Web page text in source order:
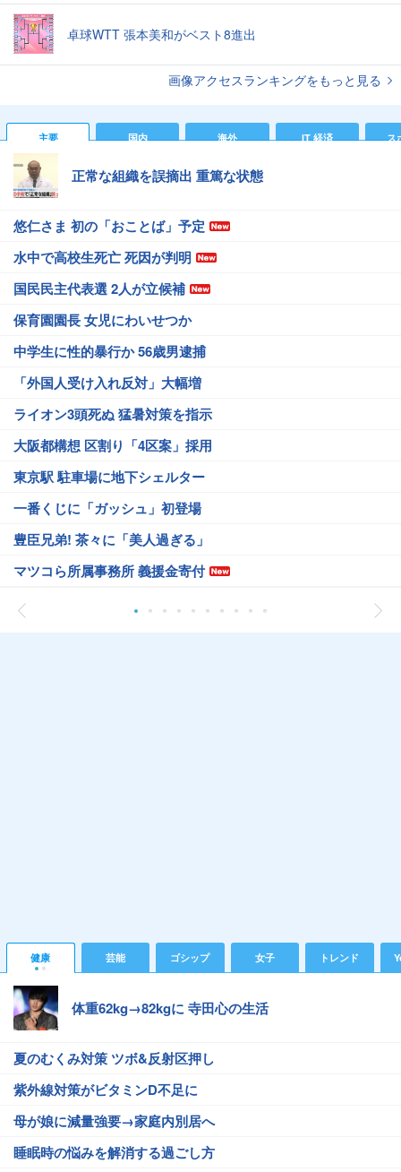
卓球WTT 張本美和がベスト8進出
画像アクセスランキングをもっと見る
主要 国内 海外 IT 経済 ス
正常な組織を誤摘出 重篤な状態
悠仁さま 初の「おことば」予定
水中で高校生死亡 死因が判明
国民民主代表選 2人が立候補
保育園園長 女児にわいせつか
中学生に性的暴行か 56歳男逮捕
「外国人受け入れ反対」大幅増
ライオン3頭死ぬ 猛暑対策を指示
大阪都構想 区割り「4区案」採用
東京駅 駐車場に地下シェルター
一番くじに「ガッシュ」初登場
豊臣兄弟! 茶々に「美人過ぎる」
マツコら所属事務所 義援金寄付
健康 芸能 ゴシップ 女子 トレンド
体重62kg→82kgに 寺田心の生活
夏のむくみ対策 ツボ&反射区押し
紫外線対策がビタミンD不足に
母が娘に減量強要→家庭内別居へ
睡眠時の悩みを解消する過ごし方